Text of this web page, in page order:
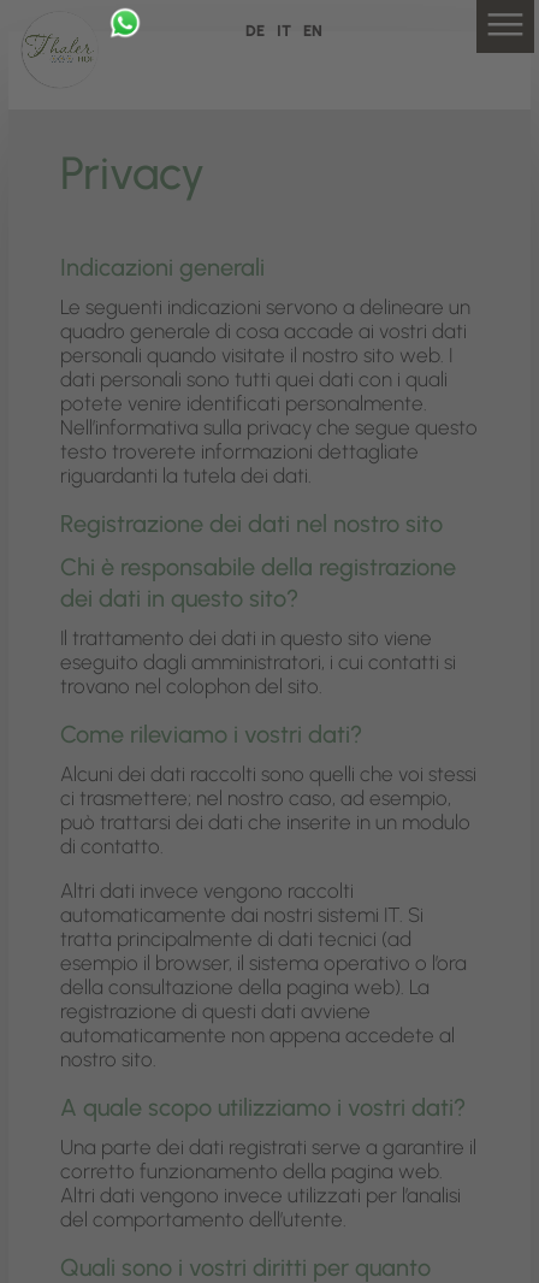
DE IT EN
Privacy
Indicazioni generali
Le seguenti indicazioni servono a delineare un
quadro generale di cosa accade ai vostri dati
personali quando visitate il nostro sito web. I
dati personali sono tutti quei dati con i quali
potete venire identificati personalmente.
Nell’informativa sulla privacy che segue questo
testo troverete informazioni dettagliate
riguardanti la tutela dei dati.
Registrazione dei dati nel nostro sito
Chi è responsabile della registrazione
dei dati in questo sito?
Il trattamento dei dati in questo sito viene
eseguito dagli amministratori, i cui contatti si
trovano nel colophon del sito.
Come rileviamo i vostri dati?
Alcuni dei dati raccolti sono quelli che voi stessi
ci trasmettere; nel nostro caso, ad esempio,
può trattarsi dei dati che inserite in un modulo
di contatto.
Altri dati invece vengono raccolti
automaticamente dai nostri sistemi IT. Si
tratta principalmente di dati tecnici (ad
esempio il browser, il sistema operativo o l’ora
della consultazione della pagina web). La
registrazione di questi dati avviene
automaticamente non appena accedete al
nostro sito.
A quale scopo utilizziamo i vostri dati?
Una parte dei dati registrati serve a garantire il
corretto funzionamento della pagina web.
Altri dati vengono invece utilizzati per l’analisi
del comportamento dell’utente.
Quali sono i vostri diritti per quanto